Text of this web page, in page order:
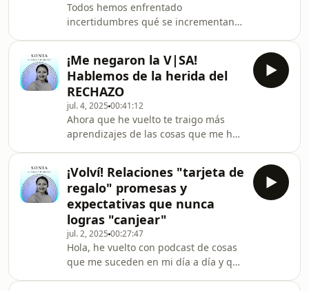
Todos hemos enfrentado
incertidumbres qué se incrementan
con los demás, en mi caso recién me
gradué de la Universidad pero
también a otras personas les puede
pasar con otros logros, como el
emprender un negocio, empezar una
nueva vida en otro país, tener un hijo,
casarse o empezar a vivir en pareja,
etc. Hoy reflexionaremos
¡Me negaron la V|SA!
Hablemos de la herida del
RECHAZO
jul. 4, 2025 00:41:12
Ahora que he vuelto te traigo más
aprendizajes de las cosas que me han
victimizarse hoy quiero contarte cómo
ha sido ese proceso de gestionar esta
bendita herida que tenemos como
seres sintientes: EL RECHAZO.
Cuéntame en los comentarios ¿De qué
otras formas la has gestionado?
¡Volví! Relaciones "tarjeta de
regalo" promesas y
expectativas que nunca
logras "canjear"
jul. 2, 2025 00:27:47
Hola, he vuelto con podcast de cosas
que me suceden en mi día a día y que